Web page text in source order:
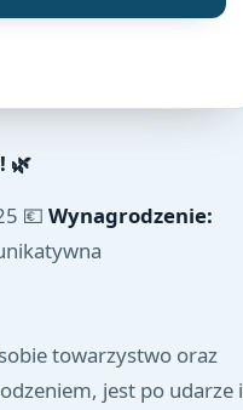
🌿
💶 Wynagrodzenie:
towarzystwo oraz
jest po udarze i